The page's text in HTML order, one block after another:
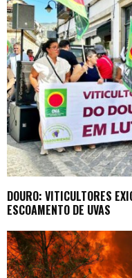
DOURO: VITICULTORES
ESCOAMENTO DE UVAS